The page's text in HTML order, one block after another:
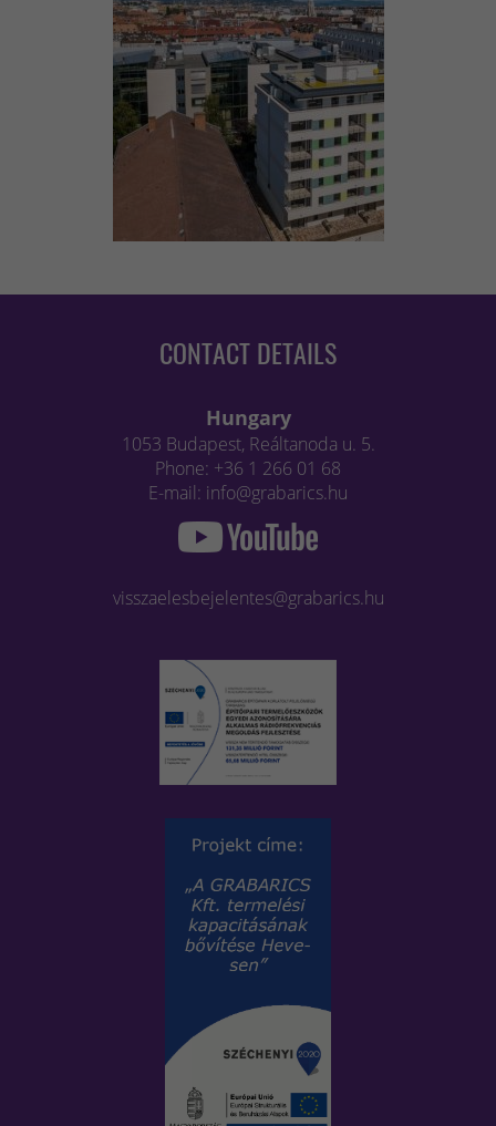
CONTACT DETAILS
Hungary
1053 Budapest, Reáltanoda u. 5.
Phone: +36 1 266 01 68
E-mail: info@grabarics.hu
visszaelesbejelentes@grabarics.hu